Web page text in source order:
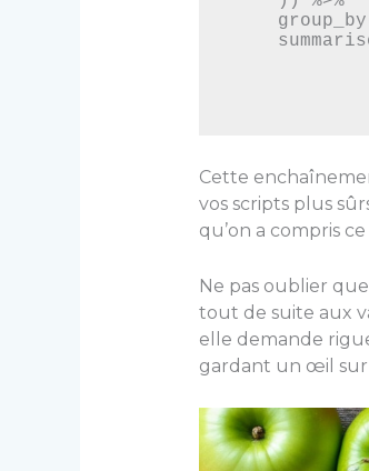
Cette
vos scripts plus
qu’on a compris
Ne pas oublier
tout de suite aux
elle demande
gardant un œil sur